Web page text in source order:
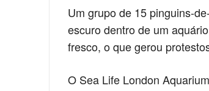
Um grupo de 15 pinguins-
escuro dentro de um
fresco, o que gerou
O Sea Life London